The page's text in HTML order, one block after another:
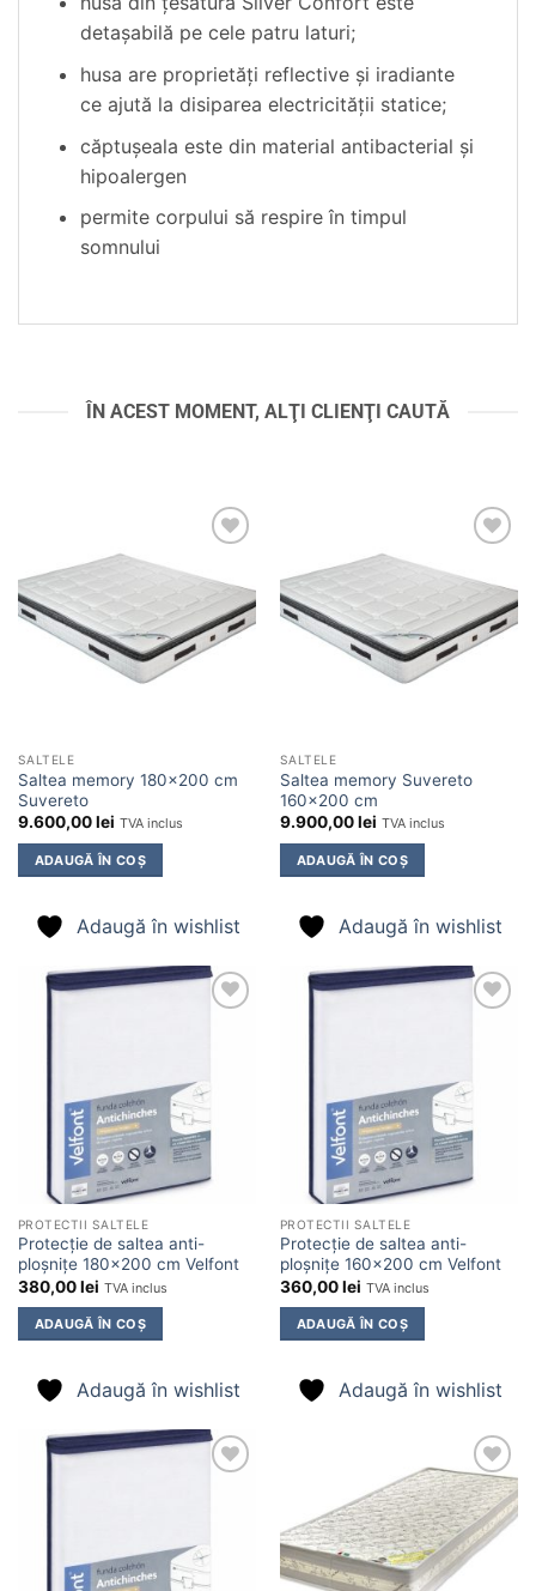
detașabilă pe cele patru laturi;
husa are proprietăți reflective și iradiante
ce ajută la disiparea electricității statice;
căptușeala este din material antibacterial și
hipoalergen
permite corpului să respire în timpul
somnului
ÎN ACEST MOMENT, ALŢI CLIENŢI CAUTĂ
în
SALTELE
Saltea memory 180×200 cm
Suvereto
9.600,00lei TVA inclus
ADAUGĂ ÎN COȘ
Adaugă în wishlist
în
SALTELE
Saltea memory Suvereto
160×200 cm
9.900,00lei TVA inclus
ADAUGĂ ÎN COȘ
Adaugă în wishlist
PROTECTII SALTELE
Protecție de saltea anti-
ploșnițe 180×200 cm Velfont
380,00lei TVA inclus
ADAUGĂ ÎN COȘ
Adaugă în wishlist
PROTECTII SALTELE
Protecție de saltea anti-
ploșnițe 160×200 cm Velfont
360,00lei TVA inclus
ADAUGĂ ÎN COȘ
Adaugă în wishlist
Adaugă
în
wishlist